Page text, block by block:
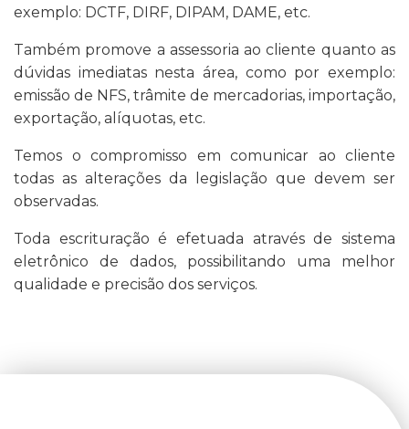
exemplo: DCTF, DIRF, DIPAM, DAME, etc.
Também promove a assessoria ao cliente quanto as
dúvidas imediatas nesta área, como por exemplo:
emissão de NFS, trâmite de mercadorias, importação,
exportação, alíquotas, etc.
Temos o compromisso em comunicar ao cliente
todas as alterações da legislação que devem ser
observadas.
Toda escrituração é efetuada através de sistema
eletrônico de dados, possibilitando uma melhor
qualidade e precisão dos serviços.